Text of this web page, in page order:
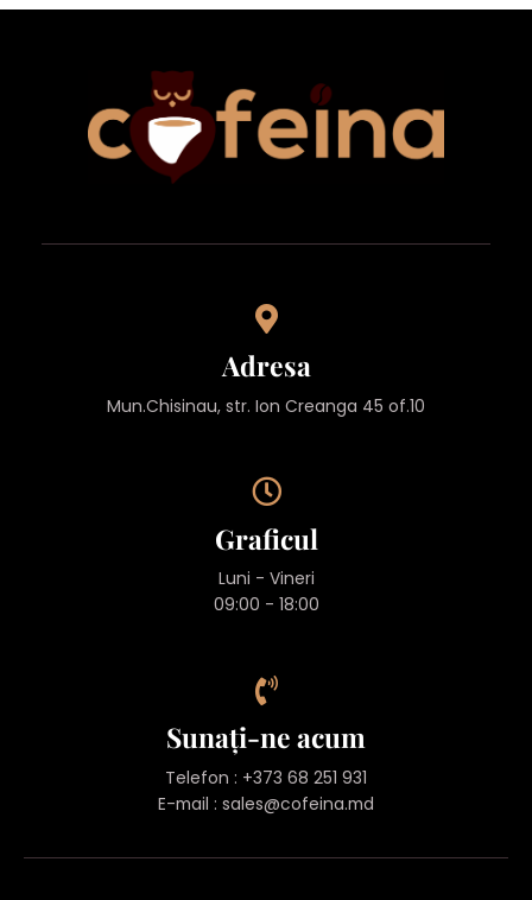
Adresa
Mun.Chisinau, str. Ion Creanga 45 of.10
Graficul
Luni - Vineri
09:00 - 18:00
Sunați-ne acum
Telefon : +373 68 251 931
E-mail : sales@cofeina.md